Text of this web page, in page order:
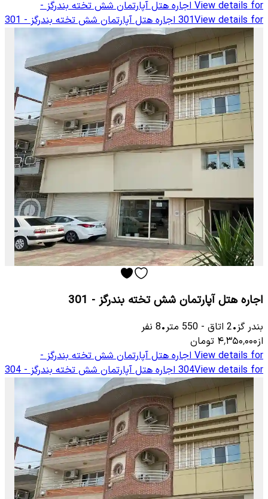
View details for اجاره هتل آپارتمان شش تخته بندرگز -
301View details for اجاره هتل آپارتمان شش تخته بندرگز - 301
اجاره هتل آپارتمان شش تخته بندرگز - 301
بندر گز•
2 اتاق -
550 متر•
8 نفر
از۴٬۳۵۰٬۰۰۰ تومان
View details for اجاره هتل آپارتمان شش تخته بندرگز -
304View details for اجاره هتل آپارتمان شش تخته بندرگز - 304